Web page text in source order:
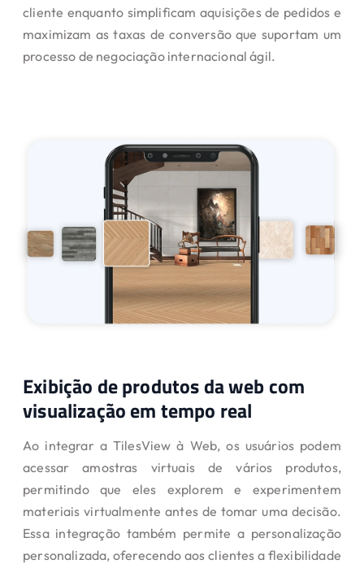
cliente enquanto simplificam aquisições de pedidos e
maximizam as taxas de conversão que suportam um
processo de negociação internacional ágil.
Exibição de produtos da web com
visualização em tempo real
Ao integrar a TilesView à Web, os usuários podem
acessar amostras virtuais de vários produtos,
permitindo que eles explorem e experimentem
materiais virtualmente antes de tomar uma decisão.
Essa integração também permite a personalização
personalizada, oferecendo aos clientes a flexibilidade